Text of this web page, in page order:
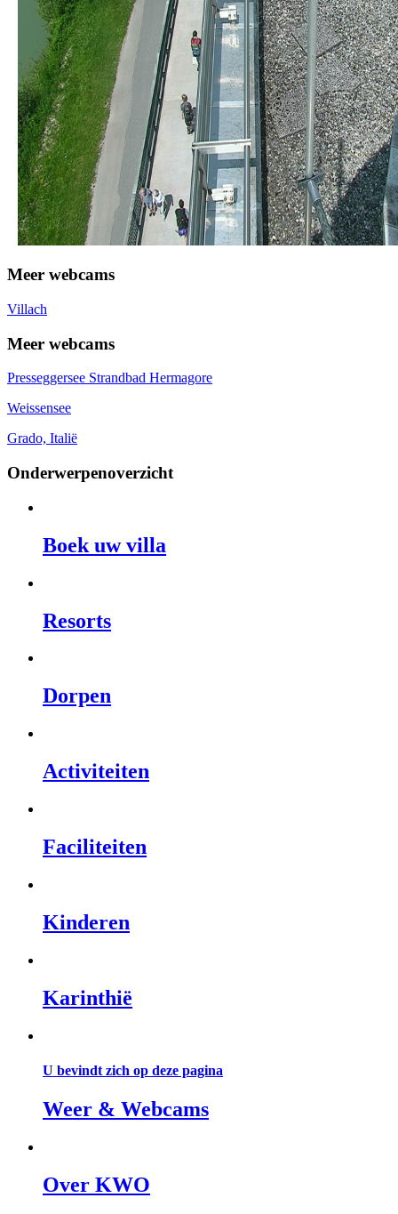
Meer webcams
Villach
Meer webcams
Presseggersee Strandbad Hermagore
Weissensee
Grado, Italië
Onderwerpenoverzicht
Boek uw villa
Resorts
Dorpen
Activiteiten
Faciliteiten
Kinderen
Karinthië
U bevindt zich op deze pagina
Weer & Webcams
Over KWO